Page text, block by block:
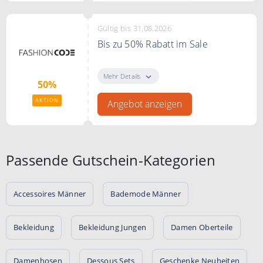
50%
AKTION
Gültig bis 31.08.2026
Bis zu 50% Rabatt im Sale
FASHIONCODE
Mehr Details
Angebot anzeigen
Passende Gutschein-Kategorien
Accessoires Männer Bademode Männer
Bekleidung Bekleidung Jungen Damen Oberteile
Damenhosen Dessous Sets Geschenke Neuheiten